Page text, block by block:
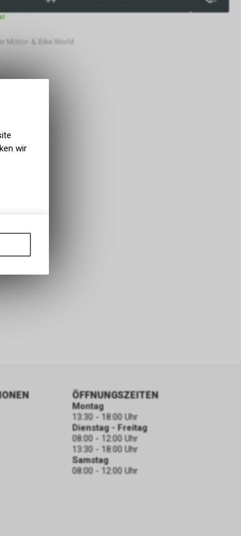
Motor- & Bike World
ÖFFNUNGSZEITEN
Montag
13:30 - 18:00 Uhr
Dienstag - Freitag
08:00 - 12:00 Uhr
13:30 - 18:00 Uhr
Samstag
08:00 - 12:00 Uhr
wir
die